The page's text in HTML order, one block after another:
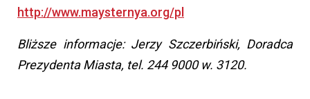
http://www.maysternya.org/pl
Bliższe informacje: Jerzy Szczerbiński, Doradca
Prezydenta Miasta, tel. 244 9000 w. 3120.